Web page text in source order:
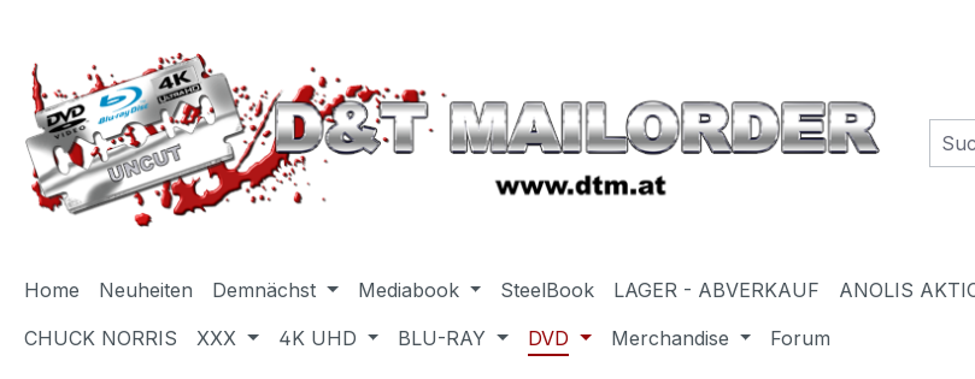
Home Neuheiten Demnächst Mediabook SteelBook LAGER - ABVERKAUF ANOLIS
CHUCK NORRIS
XXX 4K UHD BLU-RAY DVD Merchandise Forum